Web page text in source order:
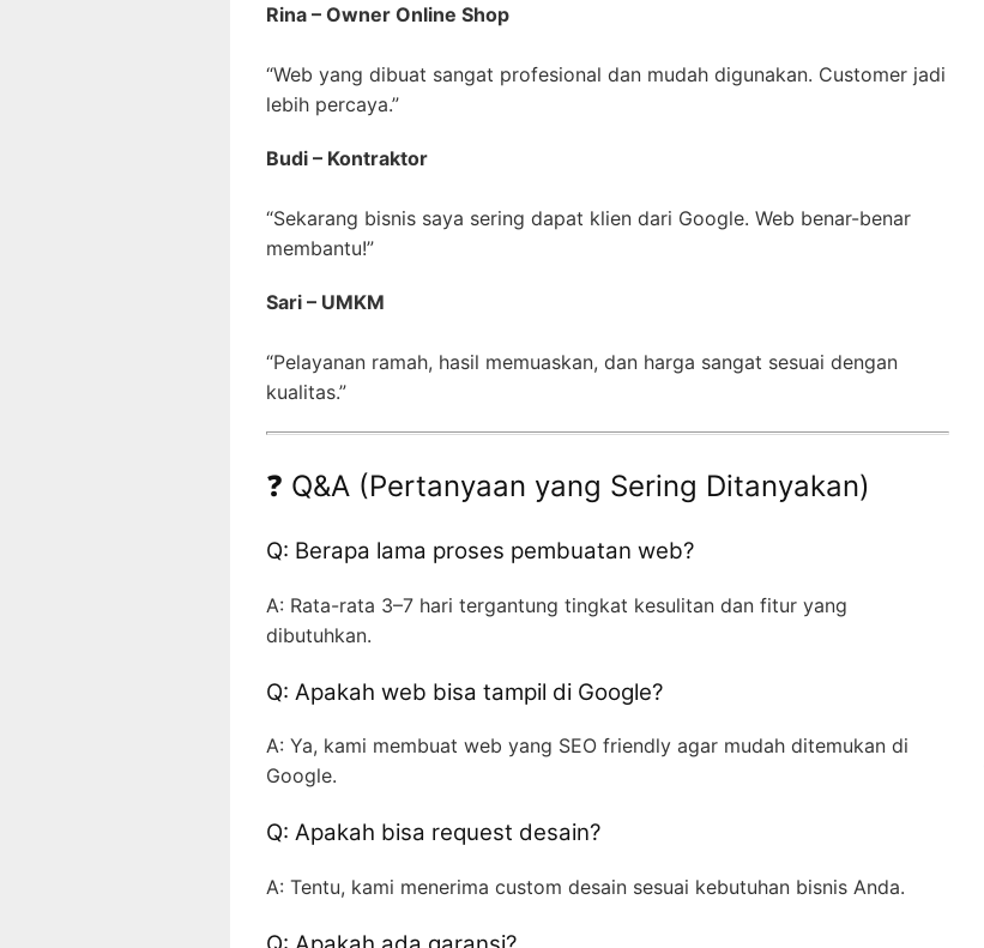
Rina – Owner Online Shop
“Web yang dibuat sangat profesional dan mudah digunakan. Customer jadi
lebih percaya.”
Budi – Kontraktor
“Sekarang bisnis saya sering dapat klien dari Google. Web benar-benar
membantu!”
Sari – UMKM
“Pelayanan ramah, hasil memuaskan, dan harga sangat sesuai dengan
kualitas.”
❓ Q&A (Pertanyaan yang Sering Ditanyakan)
Q: Berapa lama proses pembuatan web?
A: Rata-rata 3–7 hari tergantung tingkat kesulitan dan fitur yang
dibutuhkan.
Q: Apakah web bisa tampil di Google?
A: Ya, kami membuat web yang SEO friendly agar mudah ditemukan di
Google.
Q: Apakah bisa request desain?
A: Tentu, kami menerima custom desain sesuai kebutuhan bisnis Anda.